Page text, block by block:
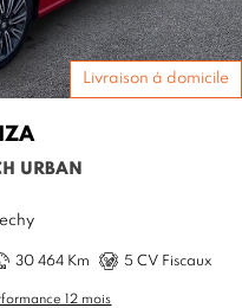
Livraison à domicile
URBAN
30 464 Km 5 CV Fiscaux
12 mois